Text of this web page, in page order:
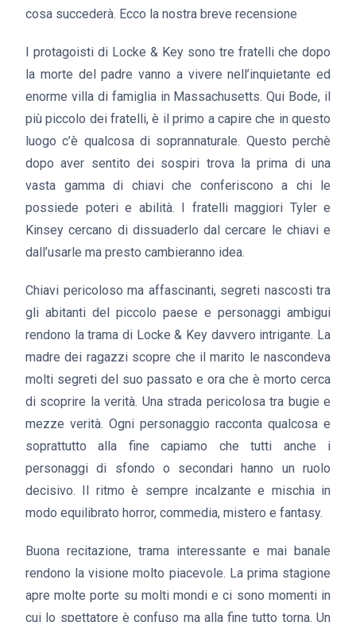
cosa succederà. Ecco la nostra breve recensione
I protagoisti di Locke & Key sono tre fratelli che dopo
la morte del padre vanno a vivere nell’inquietante ed
enorme villa di famiglia in Massachusetts. Qui Bode, il
più piccolo dei fratelli, è il primo a capire che in questo
luogo c’è qualcosa di soprannaturale. Questo perchè
dopo aver sentito dei sospiri trova la prima di una
vasta gamma di chiavi che conferiscono a chi le
possiede poteri e abilità. I fratelli maggiori Tyler e
Kinsey cercano di dissuaderlo dal cercare le chiavi e
dall’usarle ma presto cambieranno idea.
Chiavi pericoloso ma affascinanti, segreti nascosti tra
gli abitanti del piccolo paese e personaggi ambigui
rendono la trama di Locke & Key davvero intrigante. La
madre dei ragazzi scopre che il marito le nascondeva
molti segreti del suo passato e ora che è morto cerca
di scoprire la verità. Una strada pericolosa tra bugie e
mezze verità. Ogni personaggio racconta qualcosa e
soprattutto alla fine capiamo che tutti anche i
personaggi di sfondo o secondari hanno un ruolo
decisivo. Il ritmo è sempre incalzante e mischia in
modo equilibrato horror, commedia, mistero e fantasy.
Buona recitazione, trama interessante e mai banale
rendono la visione molto piacevole. La prima stagione
apre molte porte su molti mondi e ci sono momenti in
cui lo spettatore è confuso ma alla fine tutto torna. Un